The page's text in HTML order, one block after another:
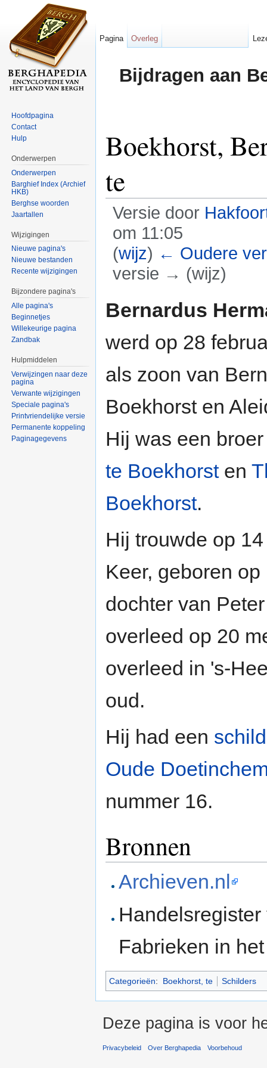
Bijdragen aan
Boekhorst,
te
Versie door
om 11:05
(wijz) ← Oudere
versie → (wijz)
Bernardus
werd op 28
als zoon van
Boekhorst en
Hij was een
te Boekhorsten
Boekhorst.
Hij trouwde op
Keer, geboren
dochter van
overleed op 20
overleed in 's-
oud.
Hij had een
Oude
nummer 16.
Bronnen
Archieven.nl
Fabrieken in
Categorieën: Boekhorst, te Schilders
Pagina Overleg
Hoofdpagina
Contact
Hulp
Onderwerpen
Onderwerpen
Barghief Index (Archief
HKB)
Berghse woorden
Jaartallen
Wijzigingen
Nieuwe pagina's
Nieuwe bestanden
Recente wijzigingen
Bijzondere pagina's
Alle pagina's
Beginnetjes
Willekeurige pagina
Zandbak
Hulpmiddelen
Verwijzingen naar deze
pagina
Verwante wijzigingen
Speciale pagina's
Printvriendelijke versie
Permanente koppeling
Paginagegevens
Deze pagina is voor
Privacybeleid Over Berghapedia Voorbehoud